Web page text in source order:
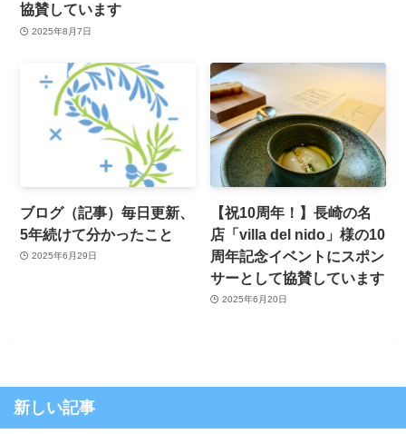
協賛しています
2025年8月7日
ブログ（記事）毎日更新、
5年続けて分かったこと
2025年6月29日
【祝10周年！】長崎の名
店「villa del nido」様の10
周年記念イベントにスポン
サーとして協賛しています
2025年6月20日
新しい記事